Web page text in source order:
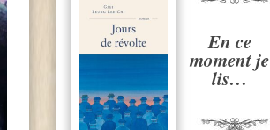
En ce
moment je
lis…